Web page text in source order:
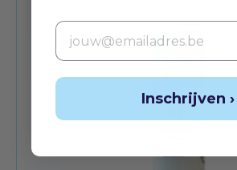
Email
Inschrijven ›